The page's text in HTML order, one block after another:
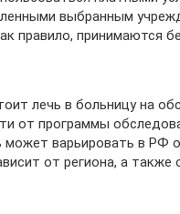
выбранным
правило, принимаются
лечь в больницу на
от программы
может варьировать в РФ
от региона, а также